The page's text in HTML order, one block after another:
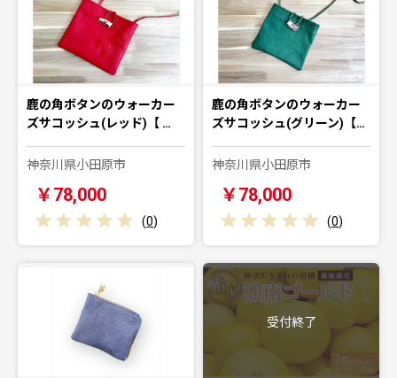
鹿の角ボタンのウォーカー
ズサコッシュ(レッド)【 …
神奈川県小田原市
￥78,000
(0)
鹿の角ボタンのウォーカー
ズサコッシュ(グリーン)【…
神奈川県小田原市
￥78,000
(0)
受付終了